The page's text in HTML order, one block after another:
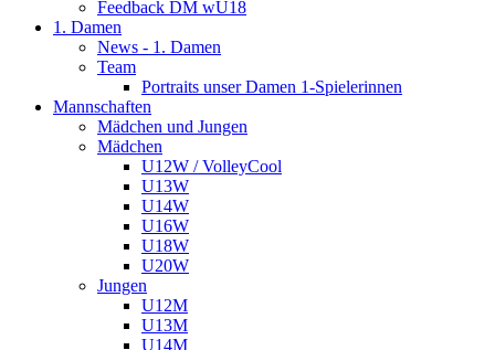
Feedback DM wU18
1. Damen
News - 1. Damen
Team
Portraits unser Damen 1-Spielerinnen
Mannschaften
Mädchen und Jungen
Mädchen
U12W / VolleyCool
U13W
U14W
U16W
U18W
U20W
Jungen
U12M
U13M
U14M